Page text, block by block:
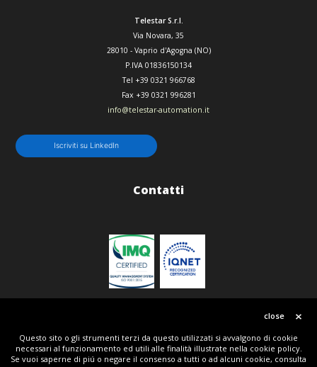
Contatti
Telestar S.r.l.
Via Novara, 35
28010 - Vaprio d'Agogna (NO)
P.IVA 01836150134
Tel +39 0321 966768
Fax +39 0321 996281
info@telestar-automation.it
Iscriviti su LinkedIn
© Copyright 2018 | All Rights Reserved | Telestar srl P.IVA IT01836150134 | Powered by Tripla
W + Telestar
close
Questo sito o gli strumenti terzi da questo utilizzati si avvalgono di cookie
necessari al funzionamento ed utili alle finalità illustrate nella cookie policy.
Se vuoi saperne di piú o negare il consenso a tutti o ad alcuni cookie, consulta